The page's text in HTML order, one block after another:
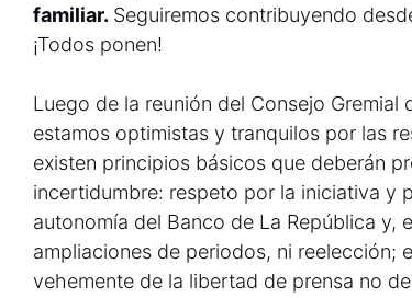
familiar. Seguiremos contribuyendo
¡Todos ponen!
Luego de la reunión del Consejo
estamos optimistas y tranquilos por las
existen principios básicos que deberán
incertidumbre: respeto por la iniciativa y
autonomía del Banco de La República y,
ampliaciones de periodos, ni reelección;
vehemente de la libertad de prensa no